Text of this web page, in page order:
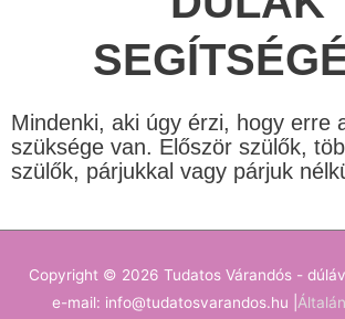
Mindenki, aki úgy érzi, hogy erre
szüksége van. Először szülők,
szülők, párjukkal vagy párjuk
Copyright © 2026 Tudatos Várandós -
e-mail: info@tudatosvarandos.hu |